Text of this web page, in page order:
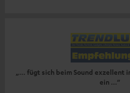
„… fügt sich beim Sound exzellent
ein …“